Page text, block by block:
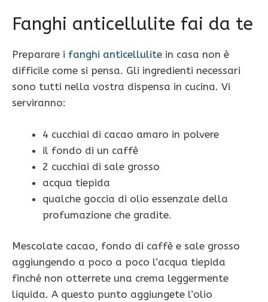
Fanghi anticellulite fai da te
Preparare i fanghi anticellulite in casa non è
difficile come si pensa. Gli ingredienti necessari
sono tutti nella vostra dispensa in cucina. Vi
serviranno:
4 cucchiai di cacao amaro in polvere
il fondo di un caffè
2 cucchiai di sale grosso
acqua tiepida
qualche goccia di olio essenzale della
profumazione che gradite.
Mescolate cacao, fondo di caffè e sale grosso
aggiungendo a poco a poco l’acqua tiepida
finché non otterrete una crema leggermente
liquida. A questo punto aggiungete l’olio